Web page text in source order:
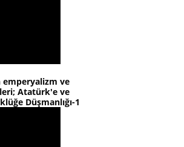
emperyalizm ve
Atatürk'e ve
Düşmanlığı-1